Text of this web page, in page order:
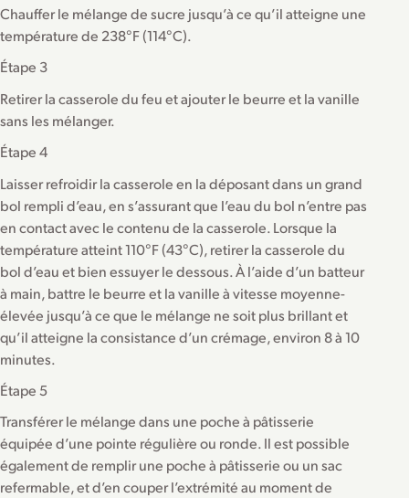
Chauffer le mélange de sucre jusqu’à ce qu’il atteigne une
température de 238°F (114°C).
Étape 3
Retirer la casserole du feu et ajouter le beurre et la vanille
sans les mélanger.
Étape 4
Laisser refroidir la casserole en la déposant dans un grand
bol rempli d’eau, en s’assurant que l’eau du bol n’entre pas
en contact avec le contenu de la casserole. Lorsque la
température atteint 110°F (43°C), retirer la casserole du
bol d’eau et bien essuyer le dessous. À l’aide d’un batteur
à main, battre le beurre et la vanille à vitesse moyenne-
élevée jusqu’à ce que le mélange ne soit plus brillant et
qu’il atteigne la consistance d’un crémage, environ 8 à 10
minutes.
Étape 5
Transférer le mélange dans une poche à pâtisserie
équipée d’une pointe régulière ou ronde. Il est possible
également de remplir une poche à pâtisserie ou un sac
refermable, et d’en couper l’extrémité au moment de